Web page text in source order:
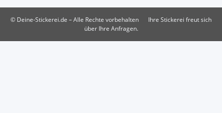
© Deine-Stickerei.de – Alle Rechte vorbehalten
Ihre Stickerei freut sich
über Ihre Anfragen.